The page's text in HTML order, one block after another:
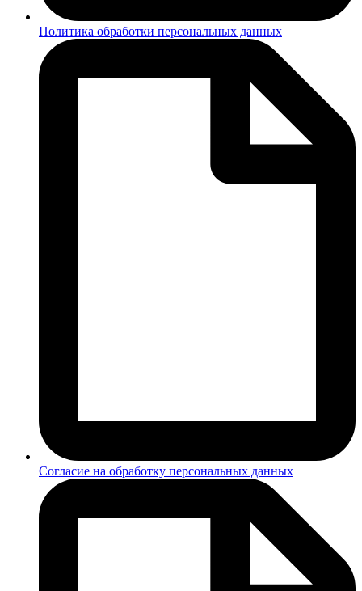
Политика обработки персональных данных
Согласие на обработку персональных данных